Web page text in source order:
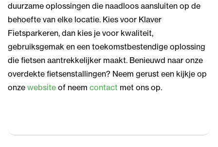
duurzame oplossingen die naadloos aansluiten op de
behoefte van elke locatie. Kies voor Klaver
Fietsparkeren, dan kies je voor kwaliteit,
gebruiksgemak en een toekomstbestendige oplossing
die fietsen aantrekkelijker maakt. Benieuwd naar onze
overdekte fietsenstallingen? Neem gerust een kijkje op
onze website of neem contact met ons op.